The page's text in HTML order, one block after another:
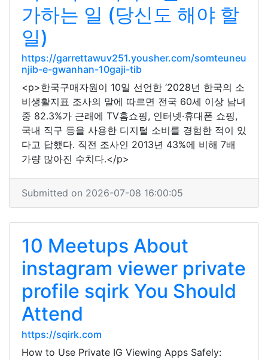
가하는 일 (당신도 해야 할
일)
https://garrettawuv251.yousher.com/somteuneu
njib-e-gwanhan-10gaji-tib
<p>한국구매자원이 10일 선언한 ‘2028년 한국의 소
비생활지표 조사의 말에 따르면 전국 60세 이상 남녀
중 82.3%가 근래에 TV홈쇼핑, 인터넷·휴대폰 쇼핑,
국내 직구 등을 사용한 디지털 소비를 경험한 적이 있
다고 답했다. 직전 조사인 2013년 43%에 비해 7배
가량 많아진 수치다.</p>
Submitted on 2026-07-08 16:00:05
10 Meetups About
instagram viewer private
profile sqirk You Should
Attend
https://sqirk.com
How to Use Private IG Viewing Apps Safely: